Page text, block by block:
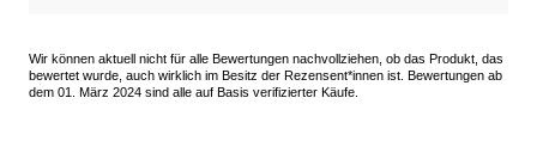
Wir können aktuell nicht für alle Bewertungen nachvollziehen, ob das Produkt, das
bewertet wurde, auch wirklich im Besitz der Rezensent*innen ist. Bewertungen ab
dem 01. März 2024 sind alle auf Basis verifizierter Käufe.